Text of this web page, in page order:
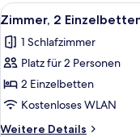
Alle
Fotos
für
Zimmer,
2 Einzelbetten,
barrierearm
anzeigen
5
Zimmer, 2
1 Schlafzimmer
Platz für 2 Personen
2 Einzelbetten
Kostenloses WLAN
Weitere Details
Weitere